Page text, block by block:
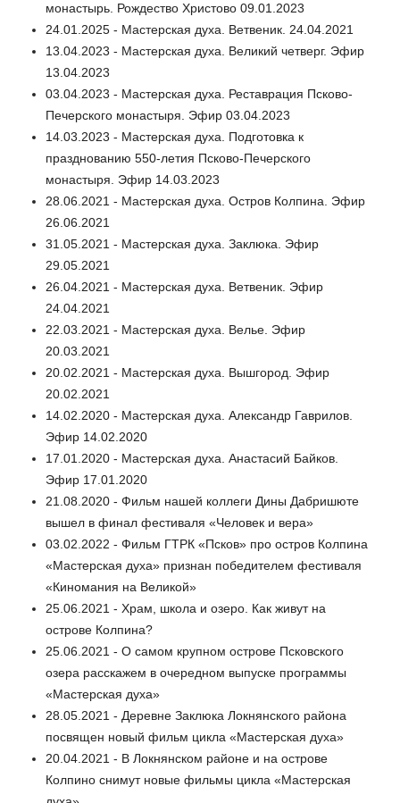
монастырь. Рождество Христово 09.01.2023
24.01.2025 - Мастерская духа. Ветвеник. 24.04.2021
13.04.2023 - Мастерская духа. Великий четверг. Эфир
13.04.2023
03.04.2023 - Мастерская духа. Реставрация Псково-
Печерского монастыря. Эфир 03.04.2023
14.03.2023 - Мастерская духа. Подготовка к
празднованию 550-летия Псково-Печерского
монастыря. Эфир 14.03.2023
28.06.2021 - Мастерская духа. Остров Колпина. Эфир
26.06.2021
31.05.2021 - Мастерская духа. Заклюка. Эфир
29.05.2021
26.04.2021 - Мастерская духа. Ветвеник. Эфир
24.04.2021
22.03.2021 - Мастерская духа. Велье. Эфир
20.03.2021
20.02.2021 - Мастерская духа. Вышгород. Эфир
20.02.2021
14.02.2020 - Мастерская духа. Александр Гаврилов.
Эфир 14.02.2020
17.01.2020 - Мастерская духа. Анастасий Байков.
Эфир 17.01.2020
21.08.2020 - Фильм нашей коллеги Дины Дабришюте
вышел в финал фестиваля «Человек и вера»
03.02.2022 - Фильм ГТРК «Псков» про остров Колпина
«Мастерская духа» признан победителем фестиваля
«Киномания на Великой»
25.06.2021 - Храм, школа и озеро. Как живут на
острове Колпина?
25.06.2021 - О самом крупном острове Псковского
озера расскажем в очередном выпуске программы
«Мастерская духа»
28.05.2021 - Деревне Заклюка Локнянского района
посвящен новый фильм цикла «Мастерская духа»
20.04.2021 - В Локнянском районе и на острове
Колпино снимут новые фильмы цикла «Мастерская